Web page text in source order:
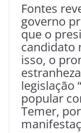
Fontes
governo
que o
candidato
isso, o
legislação
popular
Temer,